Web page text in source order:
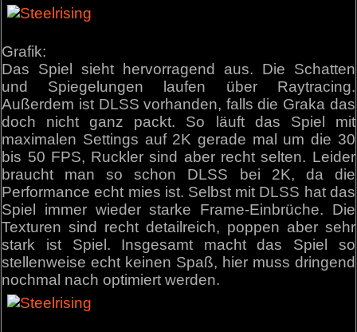
Grafik:
Das Spiel sieht hervorragend aus. Die Schatten
und Spiegelungen laufen über Raytracing.
Außerdem ist DLSS vorhanden, falls die Graka das
doch nicht ganz packt. So läuft das Spiel mit
maximalen Settings auf 2K gerade mal um die 30
bis 50 FPS, Ruckler sind aber recht selten. Leider
braucht man so schon DLSS bei 2K, da die
Performance echt mies ist. Selbst mit DLSS hat das
Spiel immer wieder starke Frame-Einbrüche. Die
Texturen sind recht detailreich, poppen aber sehr
stark ist Spiel. Insgesamt macht das Spiel so
stellenweise echt keinen Spaß, hier muss dringend
nochmal nach optimiert werden.